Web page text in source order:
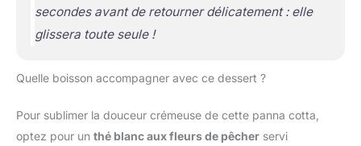
secondes avant de retourner délicatement : elle
glissera toute seule !
Quelle boisson accompagner avec ce dessert ?
Pour sublimer la douceur crémeuse de cette panna cotta,
optez pour un thé blanc aux fleurs de pêcher servi